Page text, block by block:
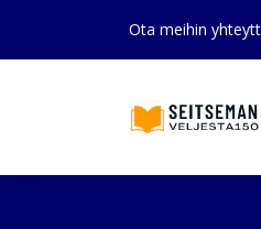
Ota meihin